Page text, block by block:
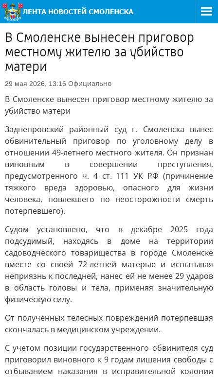
В Смоленске вынесен приговор
местному жителю за убийство
матери
29 мая 2026, 13:16 Официально
В Смоленске вынесен приговор местному жителю за
убийство матери
Заднепровский районный суд г. Смоленска вынес
обвинительный приговор по уголовному делу в
отношении 49-летнего местного жителя. Он признан
виновным в совершении преступления,
предусмотренного ч. 4 ст. 111 УК РФ (причинение
тяжкого вреда здоровью, опасного для жизни
человека, повлекшего по неосторожности смерть
потерпевшего).
Судом установлено, что в декабре 2025 года
подсудимый, находясь в доме на территории
садоводческого товарищества в городе Смоленске
вместе со своей 72-летней матерью и испытывая
неприязнь к последней, нанес ей не менее 29 ударов
в область головы и тела, применяя значительную
физическую силу.
От полученных телесных повреждений потерпевшая
скончалась в медицинском учреждении.
С учетом позиции государственного обвинителя суд
приговорил виновного к 9 годам лишения свободы с
отбыванием наказания в исправительной колонии